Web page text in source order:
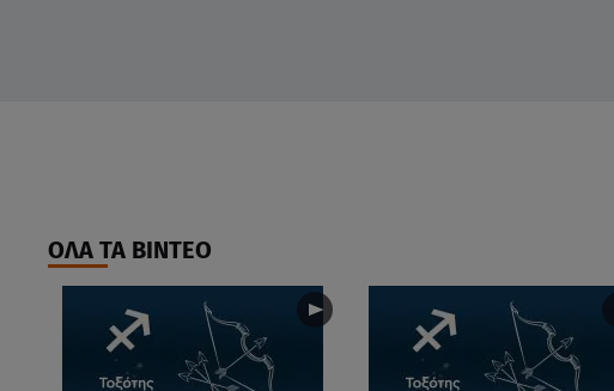
ΟΛΑ ΤΑ ΒΙΝΤΕΟ